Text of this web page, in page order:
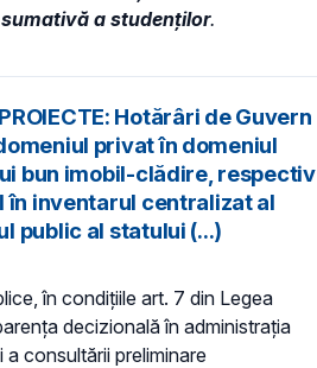
a studenților.
Hotărâri de Guvern
privat în domeniul
bun imobil-clădire, respectiv
în inventarul centralizat al
public al statului (...)
în condiţiile art. 7 din Legea
decizională în administraţia
consultării preliminare